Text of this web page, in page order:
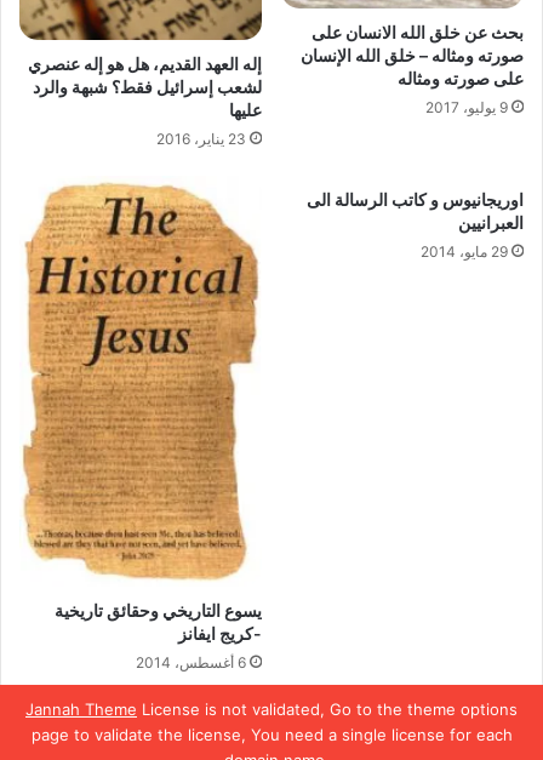
Jannah Theme License is not validated, Go to the theme options
page to validate the license, You need a single license for each
بحث عن خلق الله الانسان على
صورته ومثاله – خلق الله الإنسان
على صورته ومثاله
9 يوليو، 2017
إله العهد القديم، هل هو إله عنصري
لشعب إسرائيل فقط؟ شبهة والرد
عليها
23 يناير، 2016
اوريجانيوس و كاتب الرسالة الى
العبرانيين
29 مايو، 2014
يسوع التاريخي وحقائق تاريخية
-كريج ايفانز
6 أغسطس، 2014